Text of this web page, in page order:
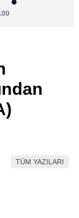
TikTok
Pinterest
TÜM YAZILARI